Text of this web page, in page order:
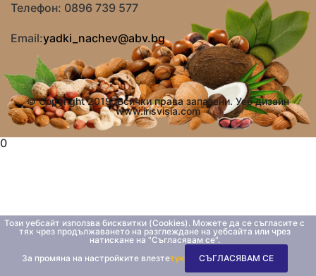
Телефон: 0896 739 577
Email:yadki_nachev@abv.bg
© Copyright 2019. Всички права запазени. Уеб дизайн
www.irisvisia.com
Този уебсайт използва бисквитки (Cookies). Можете да се съгласите с
тях чрез продължаването на разглеждане на уебсайта или чрез
натискане на "Съгласявам се".
За промяна на настройките влезтетук СЪГЛАСЯВАМ СЕ
0